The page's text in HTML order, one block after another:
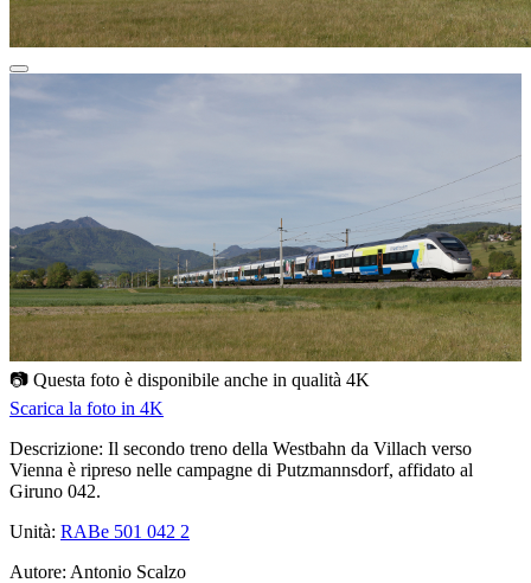
📷 Questa foto è disponibile anche in qualità 4K
Scarica la foto in 4K
Descrizione: Il secondo treno della Westbahn da Villach verso
Vienna è ripreso nelle campagne di Putzmannsdorf, affidato al
Giruno 042.
Unità: RABe 501 042 2
Autore: Antonio Scalzo